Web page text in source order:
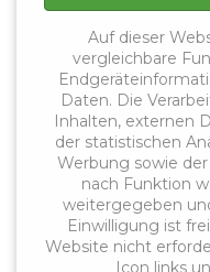
Erfassung
zusätzlicher
besonderen
Schulen
Wichtig wird
gewonnenen
werden. Eine
Arbeitszeit reicht
dass
Auf dieser
vergleichbare
Daten. Die
Inhalten, externen
der statistischen
Werbung sowie
nach Funktion
weitergegeben
Einwilligung ist
Website nicht
Icon links